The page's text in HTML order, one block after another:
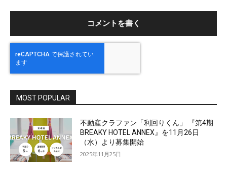
MOST POPULAR
不動産クラファン「利回りくん」 『第4期
BREAKY HOTEL ANNEX』を11月26日
（水）より募集開始
2025年11月25日